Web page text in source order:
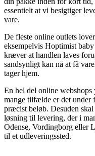
essentielt at vi besigtiger
vare.
De fleste online outlets
eksempelvis Hoptimist
kræver at handlen laves
sandsynligt kan nå at få
tager hjem.
En hel del online webshops
mange tilfælde er det under
præcist beløb. Desuden
løsning til levering, der i
Odense, Vordingborg eller
til et udleveringssted.